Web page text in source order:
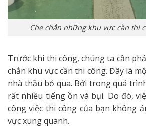
Che chắn những khu vực cần thi
Trước khi thi công, chúng ta cần
chắn khu vực cần thi công. Đây là
nhà thầu bỏ qua. Bởi trong quá
rất nhiều tiếng ồn và bụi. Do đó,
công việc thi công của bạn không
vực xung quanh.